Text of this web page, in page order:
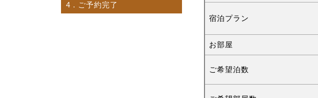
4 . ご予約完了
宿泊プラン
お部屋
ご希望泊数